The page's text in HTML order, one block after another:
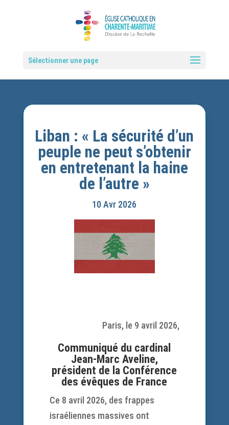
Sélectionner une page
Liban : « La sécurité d’un
peuple ne peut s’obtenir
en entretenant la haine
de l’autre »
10 Avr 2026
Paris, le 9 avril 2026,
Communiqué du cardinal
Jean-Marc Aveline,
président de la Conférence
des évêques de France
Ce 8 avril 2026, des frappes
israéliennes massives ont